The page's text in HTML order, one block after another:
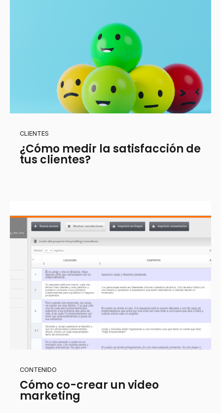
CLIENTES
¿Cómo medir la satisfacción de
tus clientes?
CONTENIDO
Cómo co-crear un video
marketing